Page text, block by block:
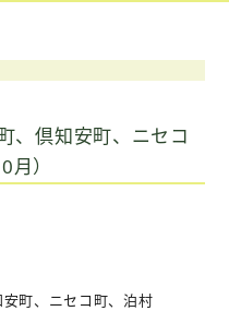
、倶知安町、ニセコ
）
町、ニセコ町、泊村